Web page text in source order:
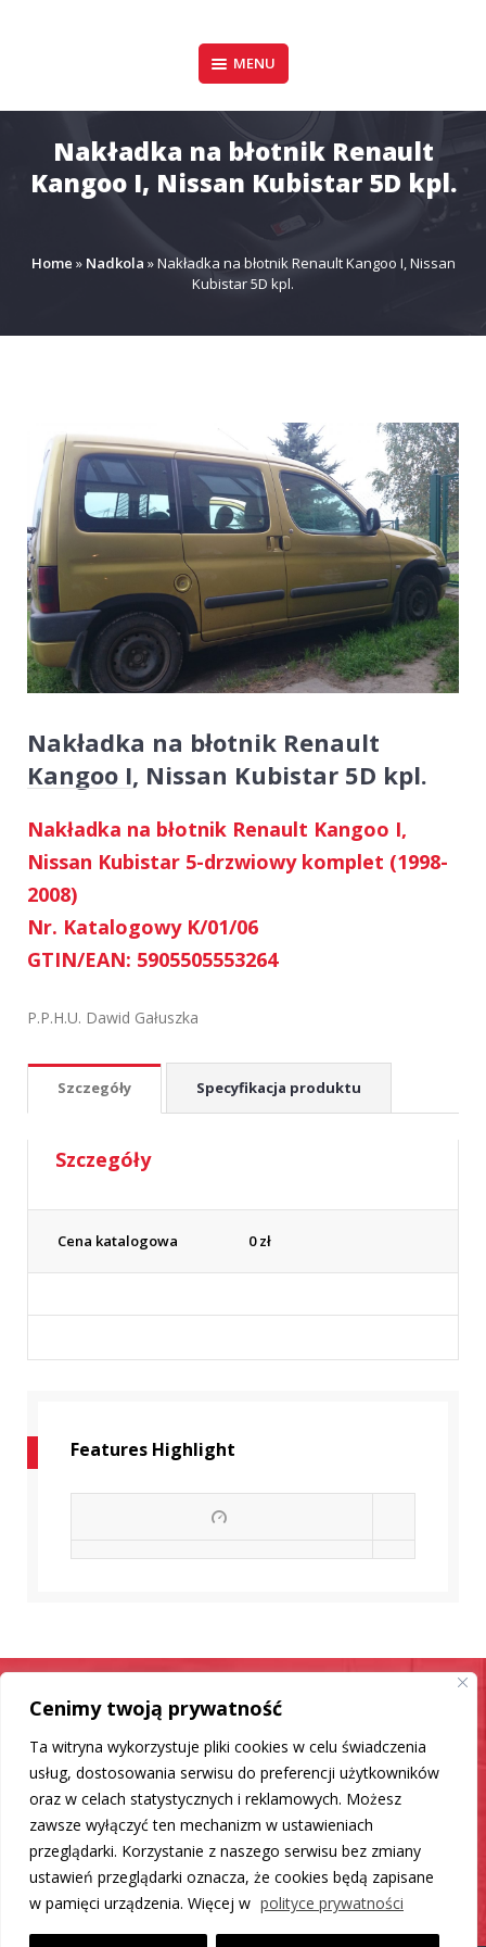
Cenimy twoją prywatność
Ta witryna wykorzystuje pliki cookies w celu świadczenia
usług, dostosowania serwisu do preferencji użytkowników
oraz w celach statystycznych i reklamowych. Możesz
zawsze wyłączyć ten mechanizm w ustawieniach
przeglądarki. Korzystanie z naszego serwisu bez zmiany
ustawień przeglądarki oznacza, że cookies będą zapisane
w pamięci urządzenia. Więcej w polityce prywatności
P.P.H.U. DAWID
GAŁUSZKA
Design & Style
MENU
Nakładka na błotnik Renault
Kangoo I, Nissan Kubistar 5D kpl.
Home » Nadkola »Nakładka na błotnik Renault Kangoo I, Nissan
Kubistar 5D kpl.
Nakładka na błotnik Renault
Kangoo I, Nissan Kubistar 5D kpl.
Nakładka na błotnik Renault Kangoo I,
Nissan Kubistar 5-drzwiowy komplet (1998-
2008)
Nr. Katalogowy K/01/06
GTIN/EAN: 5905505553264
P.P.H.U. Dawid Gałuszka
Szczegóły Specyfikacja produktu
Szczegóły
Cena katalogowa 0zł
Features Highlight
Samochód jak nowy
Mamy dla Ciebie rozwiązanie
DO LISTY PRODUKTÓW